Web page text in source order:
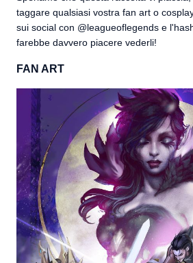
taggare qualsiasi vostra fan art o
sui social con @leagueoflegends e
farebbe davvero piacere vederli!
FAN ART